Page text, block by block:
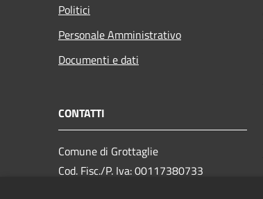
Politici
Personale Amministrativo
Documenti e dati
CONTATTI
Comune di Grottaglie
Cod. Fisc./P. Iva: 00117380733